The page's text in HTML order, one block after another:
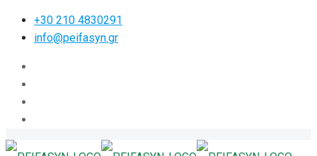
+30 210 4830291
info@peifasyn.gr